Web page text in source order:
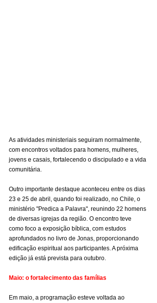
As atividades ministeriais seguiram normalmente,
com encontros voltados para homens, mulheres,
jovens e casais, fortalecendo o discipulado e a vida
comunitária.
Outro importante destaque aconteceu entre os dias
23 e 25 de abril, quando foi realizado, no Chile, o
ministério "Predica a Palavra", reunindo 22 homens
de diversas igrejas da região. O encontro teve
como foco a exposição bíblica, com estudos
aprofundados no livro de Jonas, proporcionando
edificação espiritual aos participantes. A próxima
edição já está prevista para outubro.
Maio: o fortalecimento das famílias
Em maio, a programação esteve voltada ao